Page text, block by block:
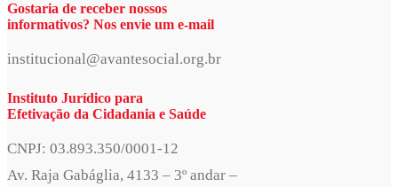
Gostaria de receber nossos
informativos? Nos envie um e-mail
institucional@avantesocial.org.br
Instituto Jurídico para
Efetivação da Cidadania e Saúde
CNPJ: 03.893.350/0001-12
Av. Raja Gabáglia, 4133 – 3º andar –